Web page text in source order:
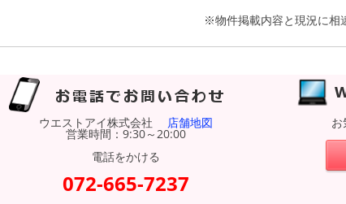
※物件掲載内容と現況に相
ウエストアイ株式会社 店舗地図
営業時間：9:30～20:00
電話をかける
072-665-7237
お